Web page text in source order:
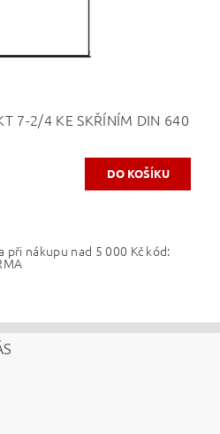
7-2/4 KE SKŘÍNÍM DIN 640
při nákupu nad 5 000 Kč kód: